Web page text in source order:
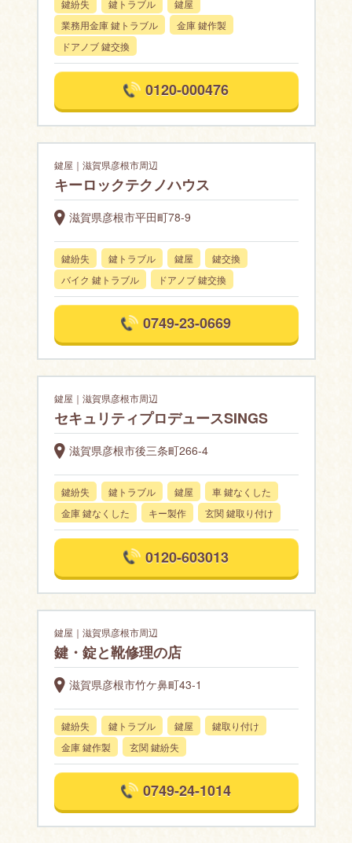
鍵紛失 鍵トラブル
鍵屋
業務用金庫 鍵トラブル
金庫 鍵作製
ドアノブ 鍵交換
0120-000476
鍵屋｜滋賀県彦根市周辺
キーロックテクノハウス
滋賀県彦根市平田町78-9
鍵紛失 鍵トラブル 鍵屋
鍵交換
バイク 鍵トラブル
ドアノブ 鍵交換
0749-23-0669
鍵屋｜滋賀県彦根市周辺
セキュリティプロデュースSINGS
滋賀県彦根市後三条町266-4
鍵紛失 鍵トラブル 鍵屋
車 鍵なくした
金庫 鍵なくした
キー製作 玄関 鍵取り付け
0120-603013
鍵屋｜滋賀県彦根市周辺
鍵・錠と靴修理の店
滋賀県彦根市竹ケ鼻町43-1
鍵紛失 鍵トラブル 鍵屋
鍵取り付け
金庫 鍵作製
玄関 鍵紛失
0749-24-1014